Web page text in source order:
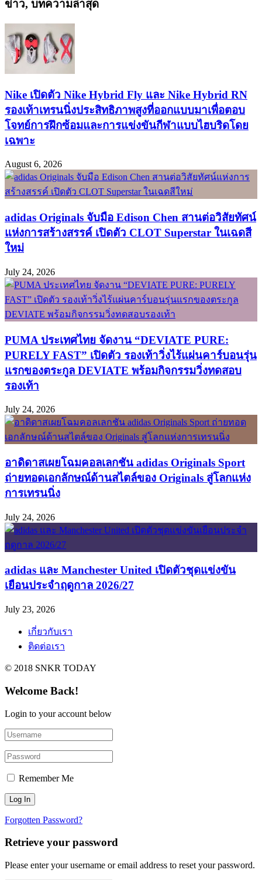
ข่าว, บทความล่าสุด
Nike เปิดตัว Nike Hybrid Fly และ Nike Hybrid RN
รองเท้าเทรนนิ่งประสิทธิภาพสูงที่ออกแบบมาเพื่อตอบ
โจทย์การฝึกซ้อมและการแข่งขันกีฬาแบบไฮบริดโดย
เฉพาะ
August 6, 2026
adidas Originals จับมือ Edison Chen สานต่อวิสัยทัศน์
แห่งการสร้างสรรค์ เปิดตัว CLOT Superstar ในเฉดสี
ใหม่
July 24, 2026
PUMA ประเทศไทย จัดงาน “DEVIATE PURE:
PURELY FAST” เปิดตัว รองเท้าวิ่งไร้แผ่นคาร์บอนรุ่น
แรกของตระกูล DEVIATE พร้อมกิจกรรมวิ่งทดสอบ
รองเท้า
July 24, 2026
อาดิดาสเผยโฉมคอลเลกชัน adidas Originals Sport
ถ่ายทอดเอกลักษณ์ด้านสไตล์ของ Originals สู่โลกแห่ง
การเทรนนิ่ง
July 24, 2026
adidas และ Manchester United เปิดตัวชุดแข่งขัน
เยือนประจำฤดูกาล 2026/27
July 23, 2026
เกี่ยวกับเรา
ติดต่อเรา
© 2018 SNKR TODAY
Welcome Back!
Login to your account below
Remember Me
Forgotten Password?
Retrieve your password
Please enter your username or email address to reset your password.